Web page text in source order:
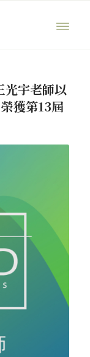
光宇老師以
獲第13屆